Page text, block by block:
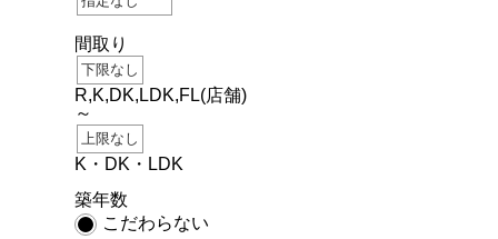
間取り
R,K,DK,LDK,FL(店舗)
～
K・DK・LDK
築年数
こだわらない